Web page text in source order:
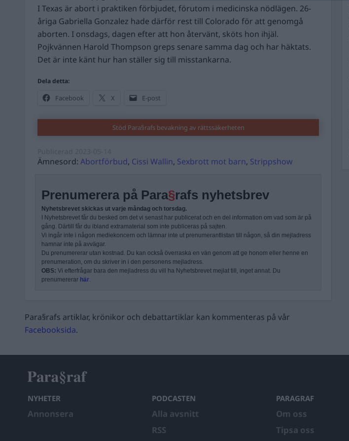
I Texas är abort i praktiken förbjudet, förutom i medicinska nödlägen. 26-
åriga Gabriella Gonzalez hade därför rest till Colorado för att genomgå
aborten. I onsdags, dagen efter att hon återvänt, sköts hon ihjäl.
Pojkvännen Harold Thompson greps senare samma dag och har häktats.
Det är inte känt hur han ställer sig till misstankarna.
Dela detta:
Facebook X E-post
Stöd Para§rafs bevakning av rättssäkerheten
Ämnesord: Abortförbud, Cissi Wallin, Sexbrott mot barn, Strippshow
Prenumerera på Para§rafs nyhetsbrev
Nyhetsbrevet skickas ut varje måndag och torsdag.
I Nyhetsbrevet får du besked om det vi senast har publicerat och en del information om vad som är på
gång. Därtill får du ibland extramaterial som inte publiceras på sajten.
Vi ingår inte i någon mediekoncern och lämnar inte ut prenumerantlistan till någon, så din mejladress
hamnar inte på avvägar.
Du prenumererar utan kostnad. Du kan också överraska en vän genom att ge honom eller henne en
prenumeration, om du skriver in i den personens mejladress.
OBS: Vi efterfrågar bara den mejladress du vill ha Nyhetsbrevet mejlat till, inget annat. Du
prenumererar här.
Para§rafs artiklar, krönikor och debattartiklar kan kommenteras på vår
Facebooksida.
NYHETER
Annonsera
PODCASTEN
Alla avsnitt
RSS
PARAGRAF
Om oss
Tipsa oss